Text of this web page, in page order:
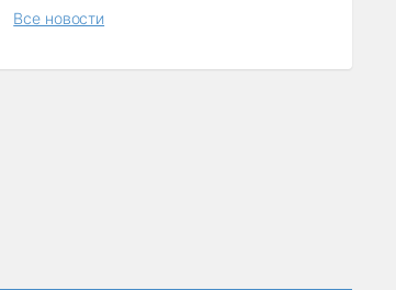
Все новости